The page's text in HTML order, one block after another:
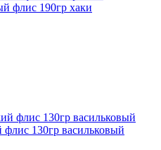
флис 190гр хаки
130гр васильковый